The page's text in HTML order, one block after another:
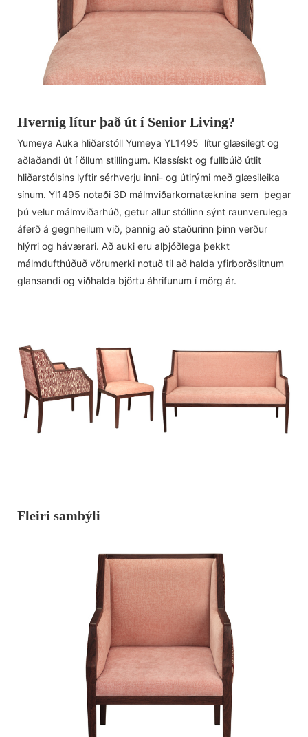
Hvernig lítur það út í Senior Living?
Yumeya Auka hliðarstóll Yumeya YL1495 lítur glæsilegt og
aðlaðandi út í öllum stillingum. Klassískt og fullbúið útlit
hliðarstólsins lyftir sérhverju inni- og útirými með glæsileika
sínum. Yl1495 notaði 3D málmviðarkornatæknina sem þegar
þú velur málmviðarhúð, getur allur stóllinn sýnt raunverulega
áferð á gegnheilum við, þannig að staðurinn þinn verður
hlýrri og háværari. Að auki eru alþjóðlega þekkt
málmdufthúðuð vörumerki notuð til að halda yfirborðslitnum
glansandi og viðhalda björtu áhrifunum í mörg ár.
Fleiri sambýli